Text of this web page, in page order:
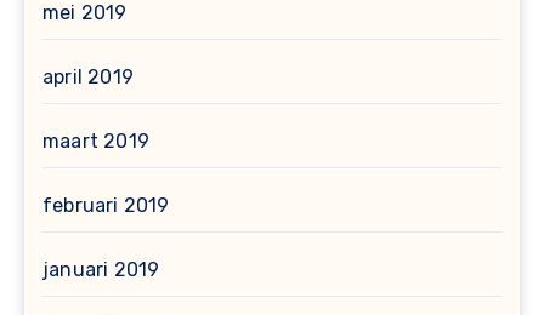
mei 2019
april 2019
maart 2019
februari 2019
januari 2019